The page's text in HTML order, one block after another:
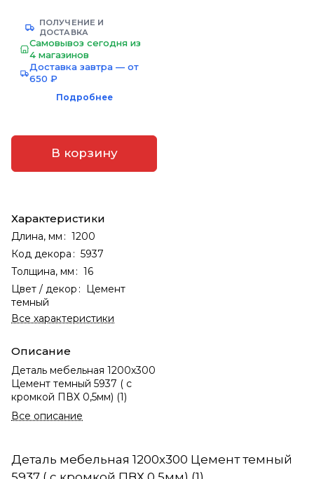
ПОЛУЧЕНИЕ И
ДОСТАВКА
Самовывоз сегодня из
4 магазинов
Доставка завтра — от
650 ₽
Подробнее
В корзину
Характеристики
Длина, мм : 1200
Код декора : 5937
Толщина, мм : 16
Цвет / декор : Цемент
темный
Все характеристики
Описание
Деталь мебельная 1200х300
Цемент темный 5937 ( с
кромкой ПВХ 0,5мм) (1)
Все описание
Деталь мебельная 1200х300 Цемент темный